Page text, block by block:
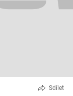
Sdílet